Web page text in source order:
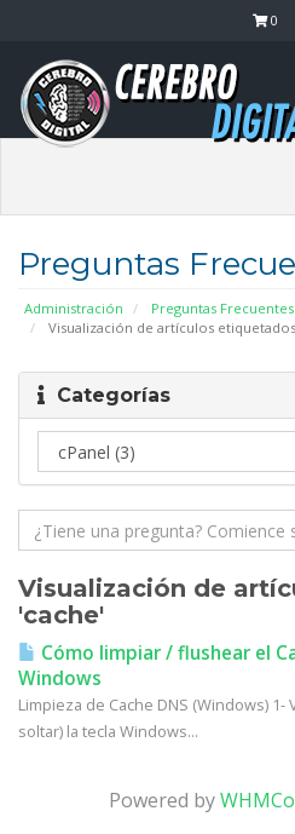
0
Preguntas
Administración
Preguntas Frecuentes
Visualización de artículos
Categorías
Visualización de
'cache'
Cómo limpiar / flushear el
Windows
Limpieza de Cache DNS (Windows)
soltar) la tecla Windows...
Powered by